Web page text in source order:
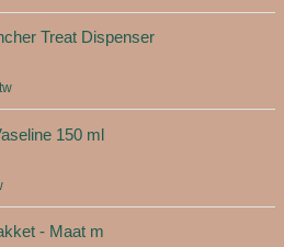
Treat Dispenser
150 ml
- Maat m